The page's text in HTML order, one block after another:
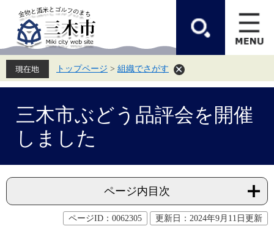
先
頭
す。
を
飛
し
トップページ > 組織でさがす
三木市ぶどう品評会を開催
しました
ページ内目次
ページID：0062305 更新日：2024年9月11日更新